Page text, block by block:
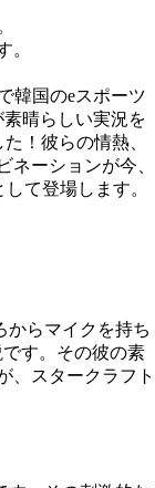
。
韓国のeスポーツ
晴らしい実況を
！彼らの情熱、
ネーションが今、
て登場します。
からマイクを持ち
す。その彼の素
、スタークラフト